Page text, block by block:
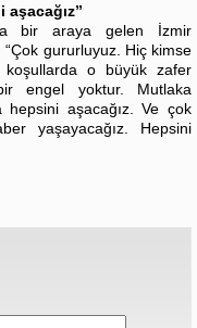
bir araya gelen İzmir
gururluyuz. Hiç kimse
o büyük zafer
bir engel yoktur. Mutlaka
hepsini aşacağız. Ve çok
yaşayacağız. Hepsini